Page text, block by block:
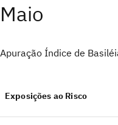
Maio
Apuração Índice de
Exposições ao Risco